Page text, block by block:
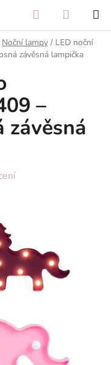
Hledat
KOŠÍK
Noční lampy / LED noční
závěsná lampička
–
závěsná